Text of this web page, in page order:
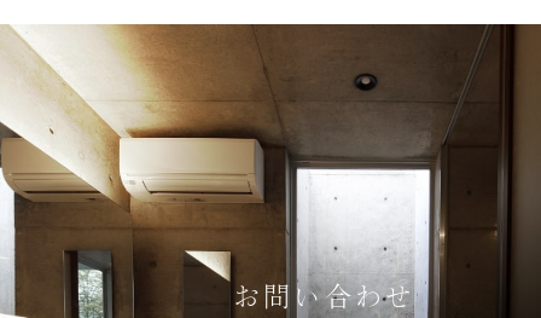
お問い合わせ